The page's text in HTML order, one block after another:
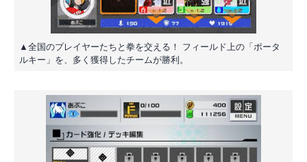
▲全国のプレイヤーたちと拳を交える！ フィールド上の「ポータ
ルキー」を、多く獲得したチームが勝利。